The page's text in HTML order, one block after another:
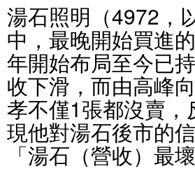
湯石照明（4972，
中，最晚開始買進
年開始布局至今已
收下滑，而由高峰
孝不僅1張都沒賣
現他對湯石後市的
「湯石（營收）最